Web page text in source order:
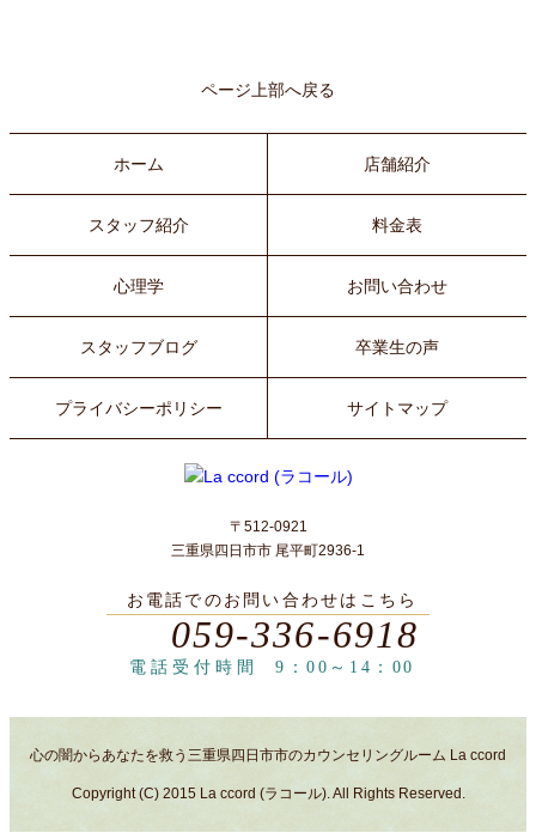
ページ上部へ戻る
ホーム 店舗紹介
スタッフ紹介 料金表
心理学 お問い合わせ
スタッフブログ 卒業生の声
プライバシーポリシー サイトマップ
〒512-0921
三重県四日市市 尾平町2936-1
お電話でのお問い合わせはこちら
059-336-6918
電話受付時間 9：00～14：00
心の闇からあなたを救う三重県四日市市のカウンセリングルーム La ccord
Copyright (C) 2015 La ccord (ラコール). All Rights Reserved.